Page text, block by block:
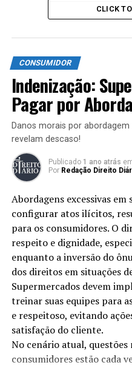
Atuação: Direito
Empresarial, OAB:295.435
COMÉRCIO EXTERIOR
IMPORTAÇÃO
RECEITA
PRÓXIMO POST
Importação e exportação –
de entreposto aduaneiro e
POST ANTERIOR
Entenda como funciona as
restrições às práticas do
Redação
CLICK
CONSUMIDOR
Indenização:
Pagar por
Danos morais por
revelam descaso!
Publicado 1 ano atrás
Por Redação Direito
Abordagens excessivas
configurar atos ilícitos,
para os consumidores. O
respeito e dignidade,
enquanto a inversão do
dos direitos em situações
Supermercados devem
treinar suas equipes para
e respeitoso, evitando
satisfação do cliente.
No cenário atual,
consumidores estão cada